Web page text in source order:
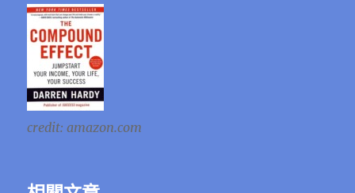
credit: amazon.com